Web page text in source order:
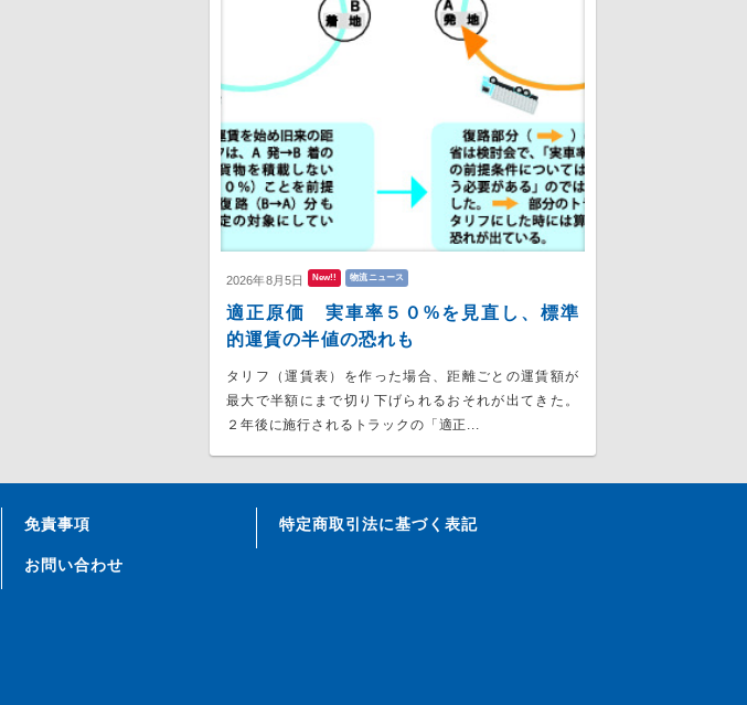
2026年8月5日 New!! 物流ニュース
適正原価 実車率５０%を見直し、標準
的運賃の半値の恐れも
タリフ（運賃表）を作った場合、距離ごとの運賃額が
最大で半額にまで切り下げられるおそれが出てきた。
２年後に施行されるトラックの「適正...
免責事項 特定商取引法に基づく表記
お問い合わせ